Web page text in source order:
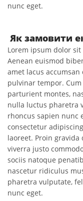
nunc eget.
Як замовити
Lorem ipsum dolor
Aenean euismod
amet lacus
pulvinar tempor.
parturient montes,
nulla luctus pharetra
rhoncus sapien nunc
consectetur
laoreet. Proin
viverra justo
sociis natoque
nascetur ridiculus
pharetra vulputate,
nunc eget.